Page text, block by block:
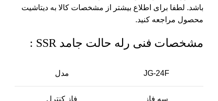
باشد. لطفا برای اطلاع بیشتر از مشخصات کالا به دیتاشیت
محصول مراجعه کنید.
مشخصات فنی رله حالت جامد SSR :
JG-24F مدل
سه فاز فاز کنترل